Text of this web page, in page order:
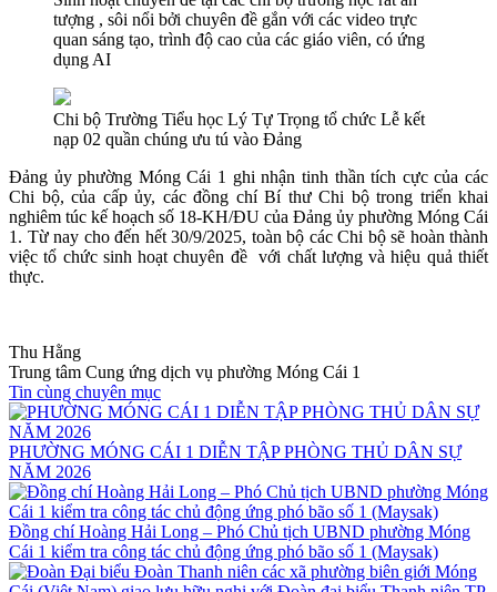
tượng , sôi nổi bởi chuyên đề gắn với các video trực
quan sáng tạo, trình độ cao của các giáo viên, có ứng
dụng AI
Chi bộ Trường Tiểu học Lý Tự Trọng tổ chức Lễ kết
nạp 02 quần chúng ưu tú vào Đảng
Đảng ủy phường Móng Cái 1 ghi nhận tinh thần tích cực của các
Chi bộ, của cấp ủy, các đồng chí Bí thư Chi bộ trong triển khai
nghiêm túc kế hoạch số 18-KH/ĐU của Đảng ủy phường Móng Cái
1. Từ nay cho đến hết 30/9/2025, toàn bộ các Chi bộ sẽ hoàn thành
việc tổ chức sinh hoạt chuyên đề với chất lượng và hiệu quả thiết
thực.
Thu Hằng
Trung tâm Cung ứng dịch vụ phường Móng Cái 1
Tin cùng chuyên mục
PHƯỜNG MÓNG CÁI 1 DIỄN TẬP PHÒNG THỦ DÂN SỰ
NĂM 2026
Đồng chí Hoàng Hải Long – Phó Chủ tịch UBND phường Móng
Cái 1 kiểm tra công tác chủ động ứng phó bão số 1 (Maysak)